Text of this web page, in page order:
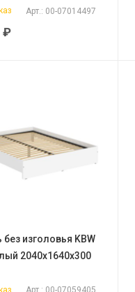
Арт.: 00-07014497
₽
без изголовья KBW
2040х1640х300
Арт.: 00-07059405